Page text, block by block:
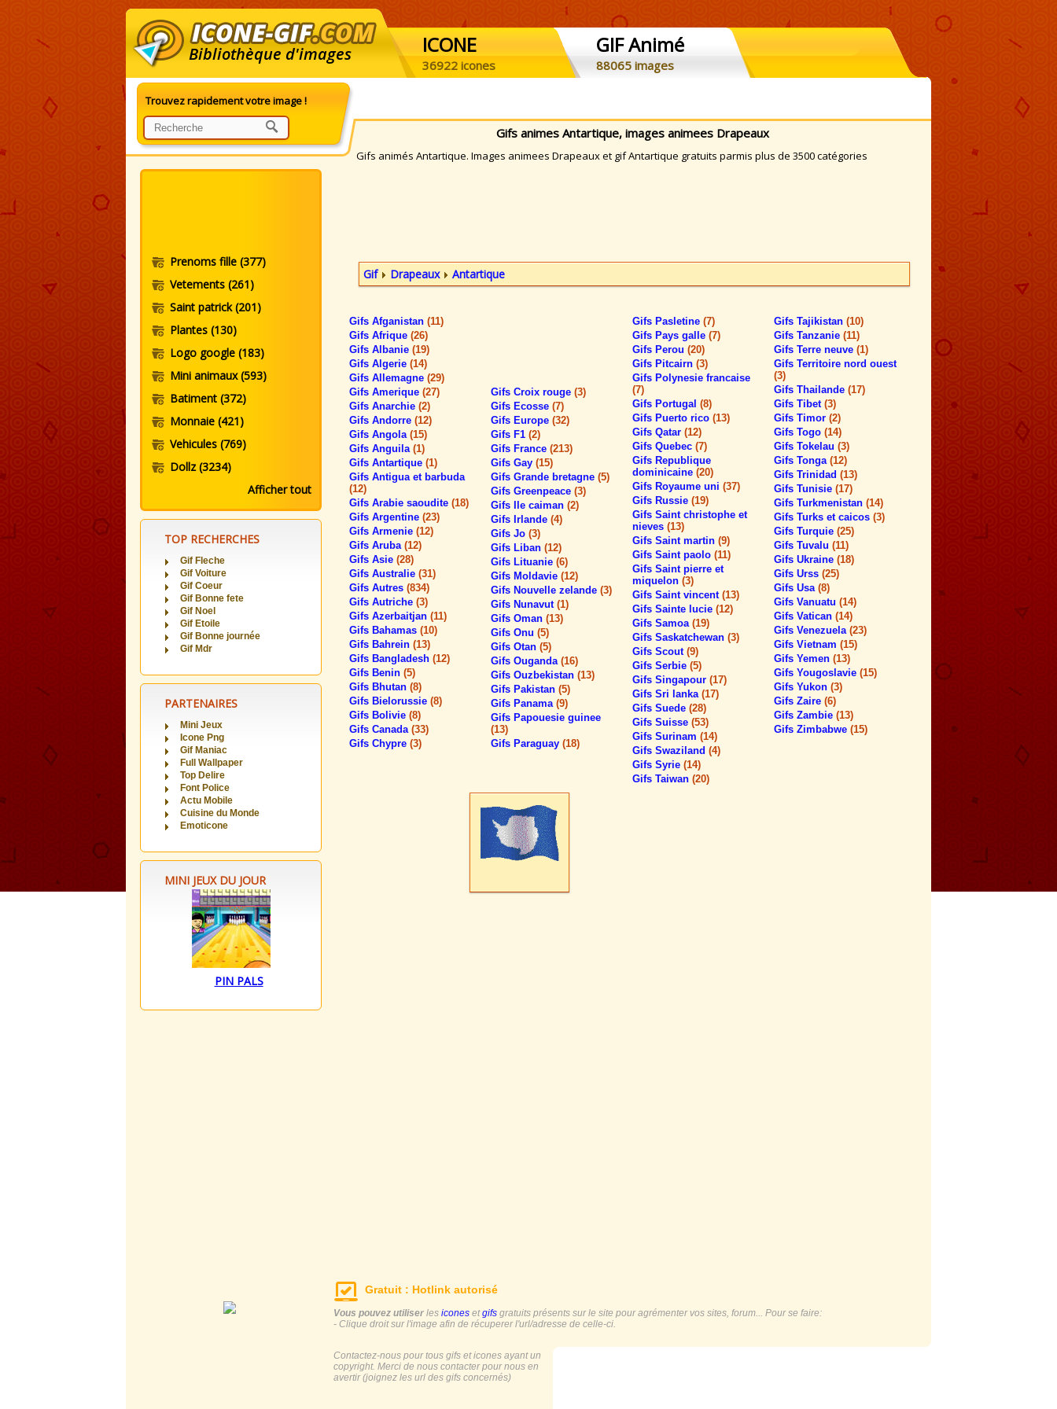
Bibliothèque d'images ICONE
36922 icones
GIF Animé
88065 images
Trouvez rapidement votre image !
Prenoms fille (377)
Vetements (261)
Saint patrick(201)
Plantes (130)
Logo google (183)
Mini animaux(593)
Batiment (372)
Monnaie (421)
Vehicules (769)
Dollz(3234)
Afficher tout
TOP RECHERCHES
Gif Fleche
Gif Voiture
Gif Coeur
Gif Bonne fete
Gif Noel
Gif Etoile
Gif Bonne journée
Gif Mdr
PARTENAIRES
Mini Jeux
Icone Png
Gif Maniac
Full Wallpaper
Top Delire
Font Police
Actu Mobile
Cuisine du Monde
Emoticone
MINI JEUX DU JOUR
PIN PALS
Gifs animes Antartique, images animees Drapeaux
Gifs animés Antartique. Images animees Drapeaux et gif Antartique gratuits parmis plus de 3500 catégories
Gif Drapeaux Antartique
Gifs Afganistan (11)
Gifs Afrique (26)
Gifs Albanie (19)
Gifs Algerie (14)
Gifs Allemagne (29)
Gifs Amerique (27)
Gifs Anarchie (2)
Gifs Andorre (12)
Gifs Angola (15)
Gifs Anguila (1)
Gifs Antartique (1)
Gifs Antigua et barbuda
(12)
Gifs Arabie saoudite (18)
Gifs Argentine (23)
Gifs Armenie (12)
Gifs Aruba (12)
Gifs Asie (28)
Gifs Australie (31)
Gifs Autres (834)
Gifs Autriche (3)
Gifs Azerbaitjan (11)
Gifs Bahamas (10)
Gifs Bahrein (13)
Gifs Bangladesh (12)
Gifs Benin (5)
Gifs Bhutan (8)
Gifs Bielorussie (8)
Gifs Bolivie (8)
Gifs Canada (33)
Gifs Chypre (3)
Gifs Croix rouge (3)
Gifs Ecosse (7)
Gifs Europe (32)
Gifs F1 (2)
Gifs France (213)
Gifs Gay (15)
Gifs Grande bretagne (5)
Gifs Greenpeace (3)
Gifs Ile caiman (2)
Gifs Irlande (4)
Gifs Jo (3)
Gifs Liban (12)
Gifs Lituanie (6)
Gifs Moldavie (12)
Gifs Nouvelle zelande (3)
Gifs Nunavut (1)
Gifs Oman (13)
Gifs Onu (5)
Gifs Otan (5)
Gifs Ouganda (16)
Gifs Ouzbekistan (13)
Gifs Pakistan (5)
Gifs Panama (9)
Gifs Papouesie guinee
(13)
Gifs Paraguay (18)
Gifs Pasletine (7)
Gifs Pays galle (7)
Gifs Perou (20)
Gifs Pitcairn (3)
Gifs Polynesie francaise
(7)
Gifs Portugal (8)
Gifs Puerto rico (13)
Gifs Qatar (12)
Gifs Quebec (7)
Gifs Republique
dominicaine (20)
Gifs Royaume uni (37)
Gifs Russie (19)
Gifs Saint christophe et
nieves (13)
Gifs Saint martin (9)
Gifs Saint paolo (11)
Gifs Saint pierre et
miquelon (3)
Gifs Saint vincent (13)
Gifs Sainte lucie (12)
Gifs Samoa (19)
Gifs Saskatchewan (3)
Gifs Scout (9)
Gifs Serbie (5)
Gifs Singapour (17)
Gifs Sri lanka (17)
Gifs Suede (28)
Gifs Suisse (53)
Gifs Surinam (14)
Gifs Swaziland (4)
Gifs Syrie (14)
Gifs Taiwan (20)
Gifs Tajikistan (10)
Gifs Tanzanie (11)
Gifs Terre neuve (1)
Gifs Territoire nord ouest
(3)
Gifs Thailande (17)
Gifs Tibet (3)
Gifs Timor (2)
Gifs Togo (14)
Gifs Tokelau (3)
Gifs Tonga (12)
Gifs Trinidad (13)
Gifs Tunisie (17)
Gifs Turkmenistan (14)
Gifs Turks et caicos (3)
Gifs Turquie (25)
Gifs Tuvalu (11)
Gifs Ukraine (18)
Gifs Urss (25)
Gifs Usa (8)
Gifs Vanuatu (14)
Gifs Vatican (14)
Gifs Venezuela (23)
Gifs Vietnam (15)
Gifs Yemen (13)
Gifs Yougoslavie (15)
Gifs Yukon (3)
Gifs Zaire (6)
Gifs Zambie (13)
Gifs Zimbabwe (15)
Gratuit : Hotlink autorisé
Vous pouvez utiliser les icones etgifs gratuits présents sur le site pour agrémenter vos sites, forum... Pour se faire:
- Clique droit sur l'image afin de récuperer l'url/adresse de celle-ci.
Contactez-nous pour tous gifs et icones ayant un
copyright. Merci de nous contacter pour nous en
avertir (joignez les url des gifs concernés)